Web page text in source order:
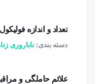
تعداد و اندازه
دسته بندی: ناباروری
علائم حاملگی و